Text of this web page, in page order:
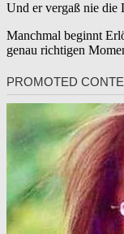
Und er vergaß nie die
Manchmal beginnt
genau richtigen